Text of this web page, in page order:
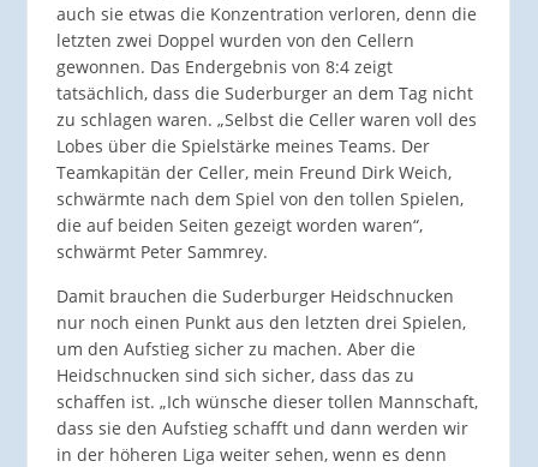
auch sie etwas die Konzentration verloren, denn die
letzten zwei Doppel wurden von den Cellern
gewonnen. Das Endergebnis von 8:4 zeigt
tatsächlich, dass die Suderburger an dem Tag nicht
zu schlagen waren. „Selbst die Celler waren voll des
Lobes über die Spielstärke meines Teams. Der
Teamkapitän der Celler, mein Freund Dirk Weich,
schwärmte nach dem Spiel von den tollen Spielen,
die auf beiden Seiten gezeigt worden waren“,
schwärmt Peter Sammrey.
Damit brauchen die Suderburger Heidschnucken
nur noch einen Punkt aus den letzten drei Spielen,
um den Aufstieg sicher zu machen. Aber die
Heidschnucken sind sich sicher, dass das zu
schaffen ist. „Ich wünsche dieser tollen Mannschaft,
dass sie den Aufstieg schafft und dann werden wir
in der höheren Liga weiter sehen, wenn es denn